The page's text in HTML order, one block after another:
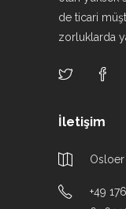
de ticari
zorluklarda
İletişim
Osloer
+49